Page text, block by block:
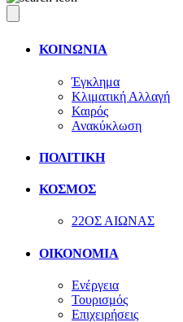
ΚΟΙΝΩΝΙΑ
Έγκλημα
Κλιματική Αλλαγή
Καιρός
Ανακύκλωση
ΠΟΛΙΤΙΚΗ
ΚΟΣΜΟΣ
22ΟΣ ΑΙΩΝΑΣ
ΟΙΚΟΝΟΜΙΑ
Ενέργεια
Τουρισμός
Επιχειρήσεις